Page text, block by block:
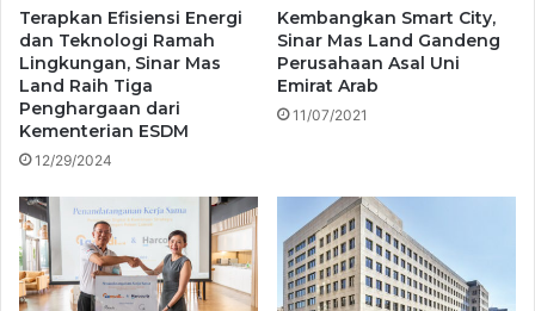
Terapkan Efisiensi Energi
dan Teknologi Ramah
Lingkungan, Sinar Mas
Land Raih Tiga
Penghargaan dari
Kementerian ESDM
12/29/2024
Kembangkan Smart City,
Sinar Mas Land Gandeng
Perusahaan Asal Uni
Emirat Arab
11/07/2021